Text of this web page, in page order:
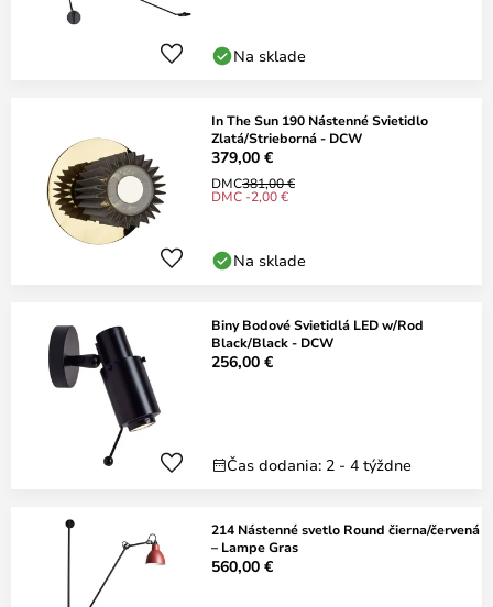
Na sklade
In The Sun 190 Nástenné Svietidlo
Zlatá/Strieborná - DCW
379,00 €
DMC381,00 €
DMC -2,00 €
Na sklade
Biny Bodové Svietidlá LED w/Rod
Black/Black - DCW
256,00 €
Čas dodania: 2 - 4 týždne
214 Nástenné svetlo Round čierna/červená
– Lampe Gras
560,00 €